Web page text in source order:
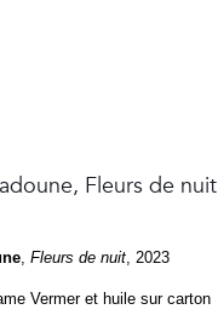
Fleurs de nuit
, Fleurs de nuit, 2023
Vermer et huile sur carton